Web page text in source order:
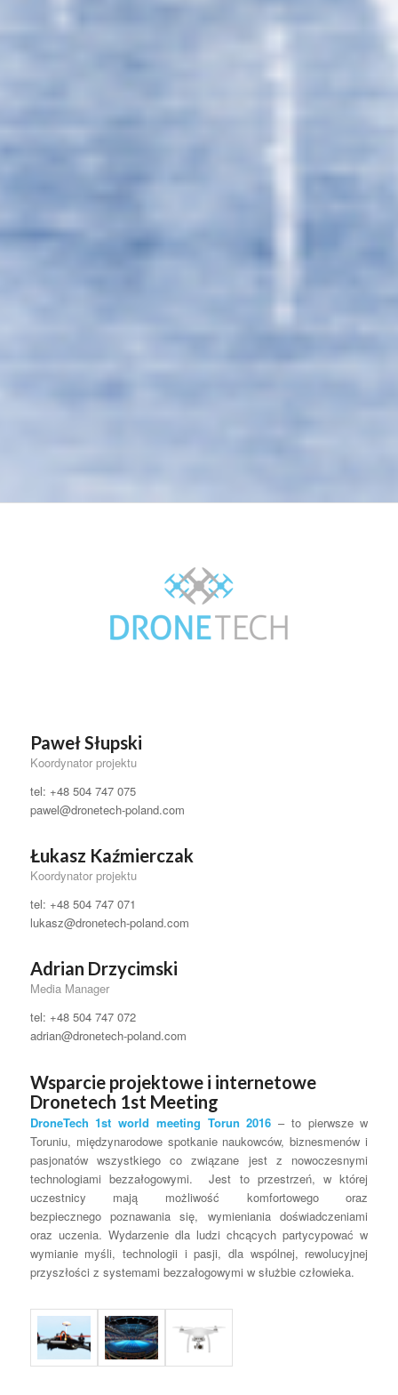
Paweł Słupski
Koordynator projektu
tel: +48 504 747 075
pawel@dronetech-poland.com
Łukasz Kaźmierczak
Koordynator projektu
tel: +48 504 747 071
lukasz@dronetech-poland.com
Adrian Drzycimski
Media Manager
tel: +48 504 747 072
adrian@dronetech-poland.com
Wsparcie projektowe i internetowe
Dronetech 1st Meeting
DroneTech 1st world meeting Torun 2016 – to pierwsze w
Toruniu, międzynarodowe spotkanie naukowców, biznesmenów i
pasjonatów wszystkiego co związane jest z nowoczesnymi
technologiami bezzałogowymi. Jest to przestrzeń, w której
uczestnicy mają możliwość komfortowego oraz
bezpiecznego poznawania się, wymieniania doświadczeniami
oraz uczenia. Wydarzenie dla ludzi chcących partycypować w
wymianie myśli, technologii i pasji, dla wspólnej, rewolucyjnej
przyszłości z systemami bezzałogowymi w służbie człowieka.